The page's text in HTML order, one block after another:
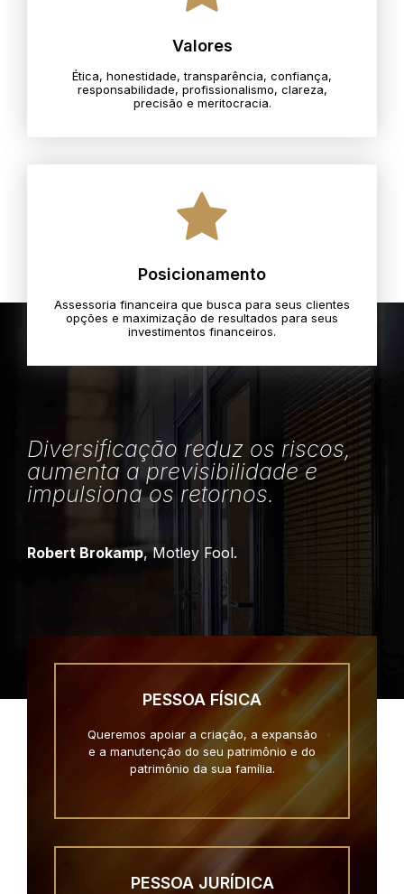
Valores
Ética, honestidade, transparência, confiança,
responsabilidade, profissionalismo, clareza,
precisão e meritocracia.​
Posicionamento
Assessoria financeira que busca para seus clientes
opções e maximização de resultados para seus
investimentos financeiros.
Diversificação reduz os riscos,
aumenta a previsibilidade e
impulsiona os retornos.
Robert Brokamp, Motley Fool.
PESSOA FÍSICA
Queremos apoiar a criação, a expansão
e a manutenção do seu patrimônio e do
patrimônio da sua família.
PESSOA JURÍDICA